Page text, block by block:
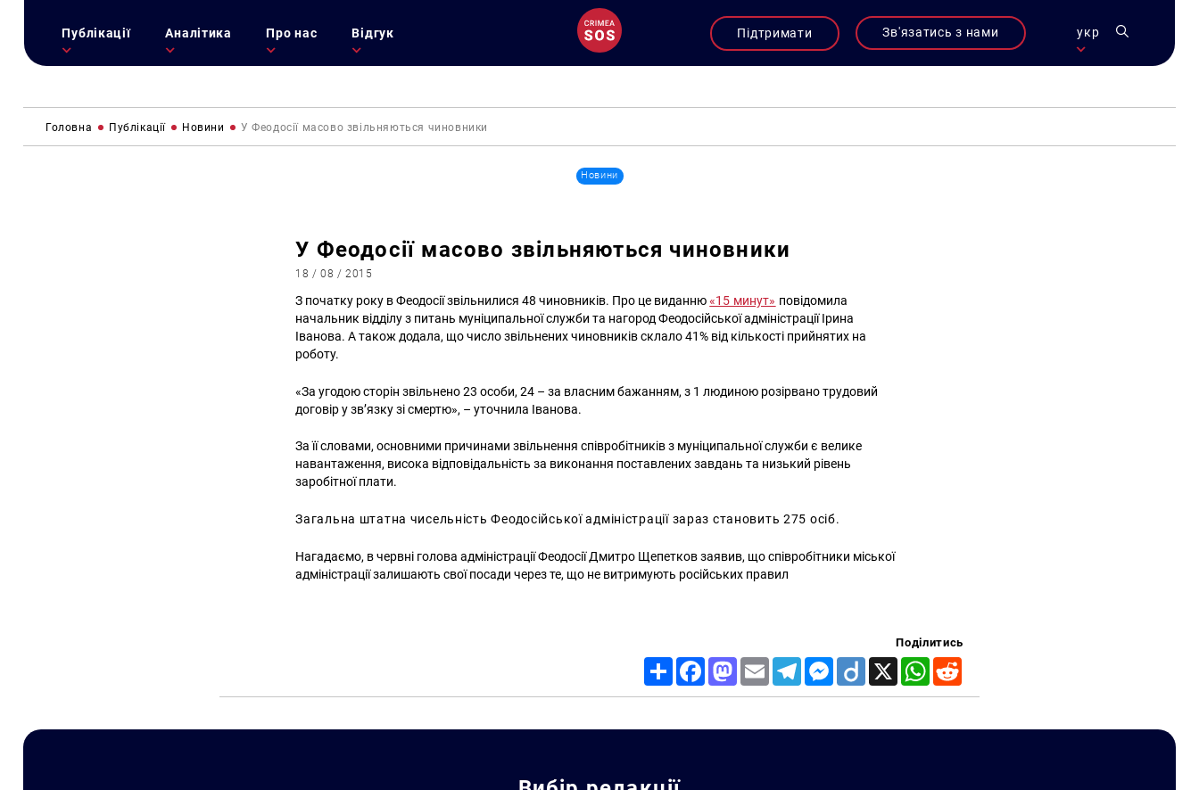
Публікації Аналітика Про нас Відгук Підтримати Зв'язатись з нами укр
Головна Публікації Новини У Феодосії масово звільняються чиновники
Новини
У Феодосії масово звільняються чиновники
18 / 08 / 2015
З початку року в Феодосії звільнилися 48 чиновників. Про це виданню«15 минут» повідомила
начальник відділу з питань муніципальної служби та нагород Феодосійської адміністрації Ірина
Іванова. А також додала, що число звільнених чиновників склало 41% від кількості прийнятих на
роботу.
«За угодою сторін звільнено 23 особи, 24 – за власним бажанням, з 1 людиною розірвано трудовий
договір у зв’язку зі смертю», – уточнила Іванова.
За її словами, основними причинами звільнення співробітників з муніципальної служби є велике
навантаження, висока відповідальність за виконання поставлених завдань та низький рівень
заробітної плати.
Загальна штатна чисельність Феодосійської адміністрації зараз становить 275 осіб.
Нагадаємо, в червні голова адміністрації Феодосії Дмитро Щепетков заявив, що співробітники міської
адміністрації залишають свої посади через те, що не витримують російських правил
Поділитись
Share FacebookMastodon
Email TelegramMessenger
Diigo X WhatsApp